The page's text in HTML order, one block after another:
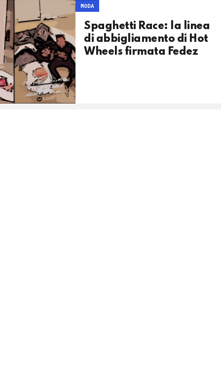
MODA
Spaghetti Race: la linea
di abbigliamento di Hot
Wheels firmata Fedez